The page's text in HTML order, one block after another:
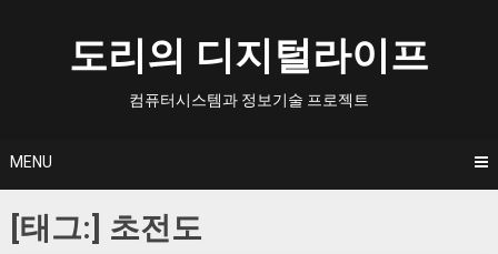
도리의 디지털라이프
컴퓨터시스템과 정보기술 프로젝트
MENU
[태그:] 초전도